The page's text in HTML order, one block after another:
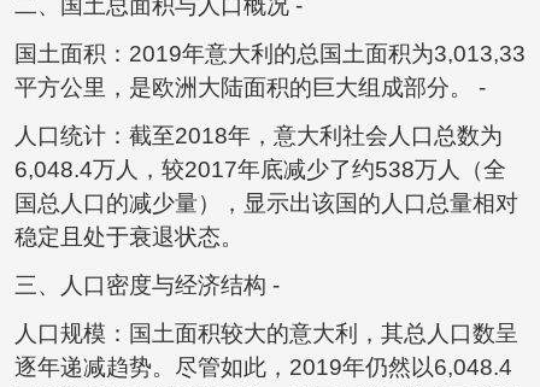
二、国土总面积与人口概况 -
国土面积：2019年意大利的总国土面积为3,013,33
平方公里，是欧洲大陆面积的巨大组成部分。 -
人口统计：截至2018年，意大利社会人口总数为
6,048.4万人，较2017年底减少了约538万人（全
国总人口的减少量），显示出该国的人口总量相对
稳定且处于衰退状态。
三、人口密度与经济结构 -
人口规模：国土面积较大的意大利，其总人口数呈
逐年递减趋势。尽管如此，2019年仍然以6,048.4